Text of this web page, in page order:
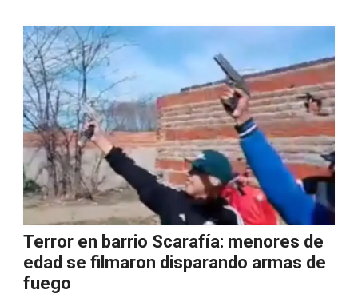
Terror en barrio Scarafía: menores de
edad se filmaron disparando armas de
fuego